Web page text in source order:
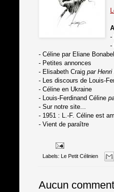
-
-
- Céline par Eliane Bonabel
- Petites annonces
- Elisabeth Craig par Henri
- Les discours de Louis-
- Céline en Ukraine
- Louis-Ferdinand Céline
- Sur notre site...
- 1951 : L.-F. Céline est
- Vient de paraître
Labels: Le Petit Célinien
Aucun